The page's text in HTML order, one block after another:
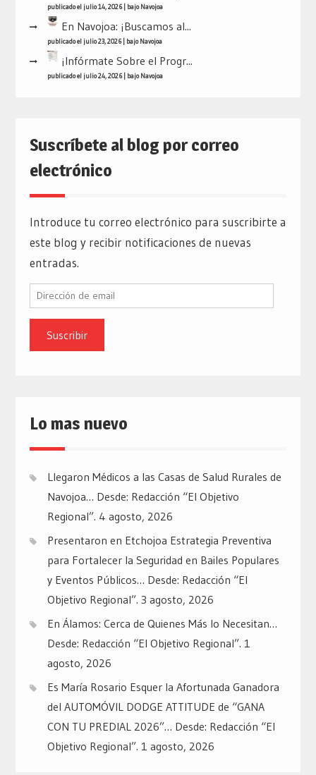
publicado el julio 14, 2026| bajoNavojoa
En Navojoa: ¡Buscamos al...
publicado el julio 23, 2026| bajoNavojoa
¡Infórmate Sobre el Progr...
publicado el julio 24, 2026| bajoNavojoa
Suscríbete al blog por correo
electrónico
Introduce tu correo electrónico para suscribirte a
este blog y recibir notificaciones de nuevas
entradas.
Dirección
email
Lo mas nuevo
Llegaron Médicos a las Casas de Salud Rurales de
Navojoa… Desde: Redacción “El Objetivo
Regional”. 4 agosto, 2026
Presentaron en Etchojoa Estrategia Preventiva
para Fortalecer la Seguridad en Bailes Populares
y Eventos Públicos… Desde: Redacción “El
Objetivo Regional”. 3 agosto, 2026
En Álamos: Cerca de Quienes Más lo Necesitan…
Desde: Redacción “El Objetivo Regional”. 1
agosto, 2026
Es María Rosario Esquer la Afortunada Ganadora
del AUTOMÓVIL DODGE ATTITUDE de “GANA
CON TU PREDIAL 2026”… Desde: Redacción “El
Objetivo Regional”. 1 agosto, 2026